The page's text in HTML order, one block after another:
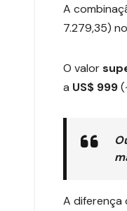
A
7.279,35)
O valor
a US$ 999
A diferença